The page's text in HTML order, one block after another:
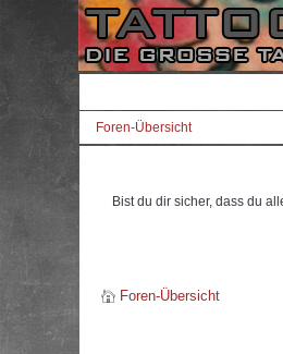
Foren-Übersicht
Bist du dir sicher, dass du
Foren-Übersicht